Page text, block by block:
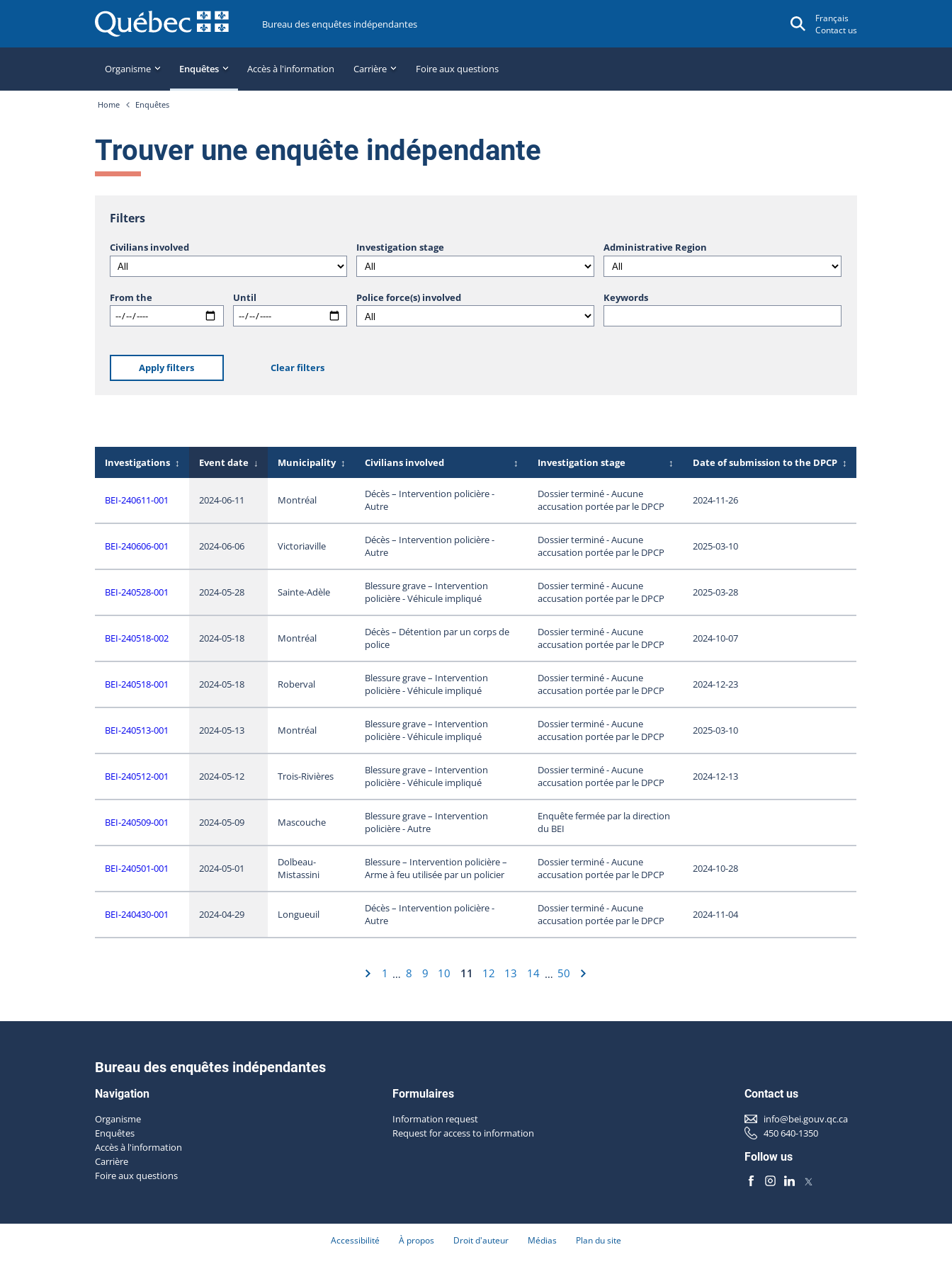
Bureau des enquêtes indépendantes
Français
Contact us
Organisme Enquêtes Accès à l'information Carrière Foire aux questions
Home Enquêtes
Trouver une enquête indépendante
Filters
Civilians involved Investigation stage Administrative Region
From the Until Police force(s) involved Keywords
Apply filters Clear filters
Investigations ↕ Event date ↓ Municipality ↕ Civilians involved ↕ Investigation stage ↕ Date of submission to the DPCP ↕
BEI-240611-001 2024-06-11 Montréal
Décès – Intervention policière -
Autre
Dossier terminé - Aucune
accusation portée par le DPCP
2024-11-26
BEI-240606-001 2024-06-06 Victoriaville
Décès – Intervention policière -
Autre
Dossier terminé - Aucune
accusation portée par le DPCP
2025-03-10
BEI-240528-001 2024-05-28 Sainte-Adèle
Blessure grave – Intervention
policière - Véhicule impliqué
Dossier terminé - Aucune
accusation portée par le DPCP
2025-03-28
BEI-240518-002 2024-05-18 Montréal
Décès – Détention par un corps de
police
Dossier terminé - Aucune
accusation portée par le DPCP
2024-10-07
BEI-240518-001 2024-05-18 Roberval
Blessure grave – Intervention
policière - Véhicule impliqué
Dossier terminé - Aucune
accusation portée par le DPCP
2024-12-23
BEI-240513-001 2024-05-13 Montréal
Blessure grave – Intervention
policière - Véhicule impliqué
Dossier terminé - Aucune
accusation portée par le DPCP
2025-03-10
BEI-240512-001 2024-05-12 Trois-Rivières
Blessure grave – Intervention
policière - Véhicule impliqué
Dossier terminé - Aucune
accusation portée par le DPCP
2024-12-13
BEI-240509-001 2024-05-09 Mascouche
Blessure grave – Intervention
policière - Autre
Enquête fermée par la direction
du BEI
BEI-240501-001 2024-05-01
Dolbeau-
Mistassini
Blessure – Intervention policière –
Arme à feu utilisée par un policier
Dossier terminé - Aucune
accusation portée par le DPCP
2024-10-28
BEI-240430-001 2024-04-29 Longueuil
Décès – Intervention policière -
Autre
Dossier terminé - Aucune
accusation portée par le DPCP
2024-11-04
1 … 8 9 10 11 12 13 14 … 50
Bureau des enquêtes indépendantes
Navigation
Organisme
Enquêtes
Accès à l'information
Carrière
Foire aux questions
Formulaires
Information request
Request for access to information
Contact us
info@bei.gouv.qc.ca
450 640-1350
Follow us
Accessibilité À propos Droit d'auteur Médias Plan du site